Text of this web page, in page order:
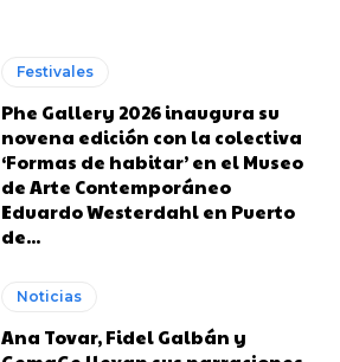
Festivales
Phe Gallery 2026 inaugura su
novena edición con la colectiva
‘Formas de habitar’ en el Museo
de Arte Contemporáneo
Eduardo Westerdahl en Puerto
de...
Noticias
Ana Tovar, Fidel Galbán y